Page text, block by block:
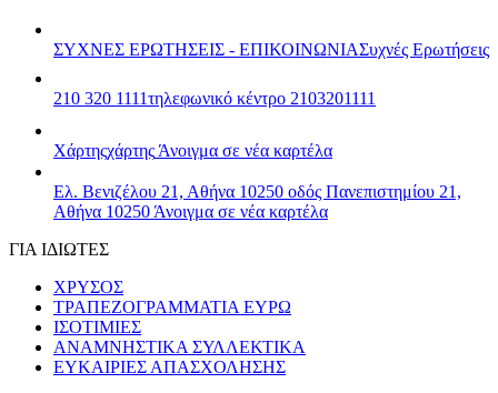
ΣΥΧΝΕΣ ΕΡΩΤΗΣΕΙΣ - ΕΠΙΚΟΙΝΩΝΙΑΣυχνές Ερωτήσεις
210 320 1111τηλεφωνικό κέντρο 2103201111
Χάρτηςχάρτης Άνοιγμα σε νέα καρτέλα
Ελ. Βενιζέλου 21, Αθήνα 10250 οδός Πανεπιστημίου 21,
Αθήνα 10250 Άνοιγμα σε νέα καρτέλα
ΓΙΑ ΙΔΙΩΤΕΣ
ΧΡΥΣΟΣ
ΤΡΑΠΕΖΟΓΡΑΜΜΑΤΙΑ ΕΥΡΩ
ΙΣΟΤΙΜΙΕΣ
ΑΝΑΜΝΗΣΤΙΚΑ ΣΥΛΛΕΚΤΙΚΑ
ΕΥΚΑΙΡΙΕΣ ΑΠΑΣΧΟΛΗΣΗΣ